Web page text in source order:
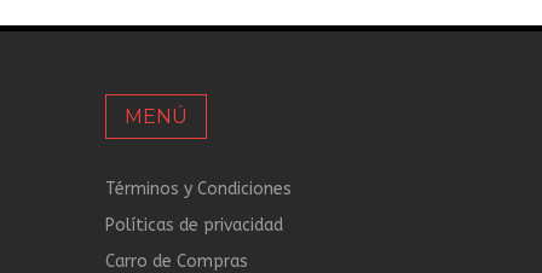
MENÚ
Términos y Condiciones
Políticas de privacidad
Carro de Compras